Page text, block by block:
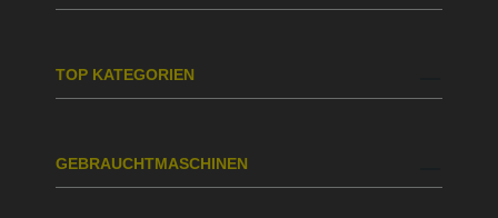
TOP KATEGORIEN
GEBRAUCHTMASCHINEN